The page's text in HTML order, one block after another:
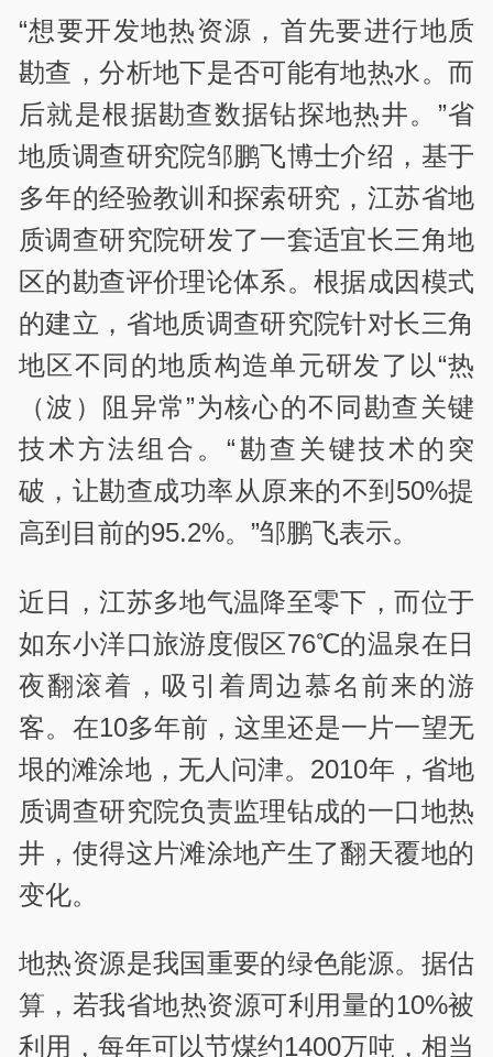
“想要开发地热资源，首先要进行地质
勘查，分析地下是否可能有地热水。而
后就是根据勘查数据钻探地热井。”省
地质调查研究院邹鹏飞博士介绍，基于
多年的经验教训和探索研究，江苏省地
质调查研究院研发了一套适宜长三角地
区的勘查评价理论体系。根据成因模式
的建立，省地质调查研究院针对长三角
地区不同的地质构造单元研发了以“热
（波）阻异常”为核心的不同勘查关键
技术方法组合。“勘查关键技术的突
破，让勘查成功率从原来的不到50%提
高到目前的95.2%。”邹鹏飞表示。
近日，江苏多地气温降至零下，而位于
如东小洋口旅游度假区76℃的温泉在日
夜翻滚着，吸引着周边慕名前来的游
客。在10多年前，这里还是一片一望无
垠的滩涂地，无人问津。2010年，省地
质调查研究院负责监理钻成的一口地热
井，使得这片滩涂地产生了翻天覆地的
变化。
地热资源是我国重要的绿色能源。据估
算，若我省地热资源可利用量的10%被
利用，每年可以节煤约1400万吨，相当